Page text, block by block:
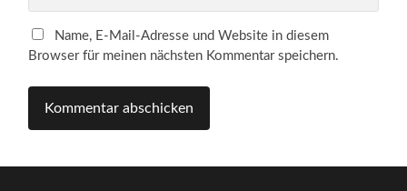
Name, E-Mail-Adresse und Website in diesem
Browser für meinen nächsten Kommentar speichern.